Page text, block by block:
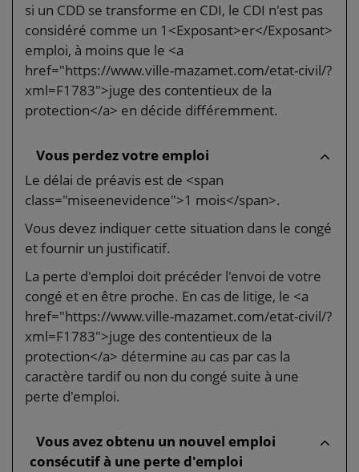
si un CDD se transforme en CDI, le CDI n'est pas
considéré comme un 1<Exposant>er</Exposant>
emploi, à moins que le <a
href="https://www.ville-mazamet.com/etat-civil/?
xml=F1783">juge des contentieux de la
protection</a> en décide différemment.
Vous perdez votre emploi
Le délai de préavis est de <span
class="miseenevidence">1 mois</span>.
Vous devez indiquer cette situation dans le congé
et fournir un justificatif.
La perte d'emploi doit précéder l'envoi de votre
congé et en être proche. En cas de litige, le <a
href="https://www.ville-mazamet.com/etat-civil/?
xml=F1783">juge des contentieux de la
protection</a> détermine au cas par cas la
caractère tardif ou non du congé suite à une
perte d'emploi.
Vous avez obtenu un nouvel emploi
consécutif à une perte d'emploi